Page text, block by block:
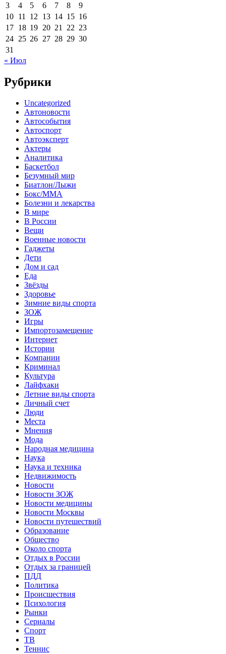
3
4 5 6 7 8
9
10 11 12 13 14 15 16
17 18 19 20 21 22 23
24 25 26 27 28 29 30
31
« Июл
Рубрики
Uncategorized
Автоновости
Автособытия
Автоспорт
Автоэксперт
Актеры
Аналитика
Баскетбол
Безумный мир
Биатлон/Лыжи
Бокс/MMA
Болезни и лекарства
В мире
В России
Вещи
Военные новости
Гаджеты
Дети
Дом и сад
Еда
Звёзды
Здоровье
Зимние виды спорта
ЗОЖ
Игры
Импортозамещение
Интернет
Истории
Компании
Криминал
Культура
Лайфхаки
Летние виды спорта
Личный счет
Люди
Места
Мнения
Мода
Народная медицина
Наука
Наука и техника
Недвижимость
Новости
Новости ЗОЖ
Новости медицины
Новости Москвы
Новости путешествий
Образование
Общество
Около спорта
Отдых в России
Отдых за границей
ПДД
Политика
Происшествия
Психология
Рынки
Сериалы
Спорт
ТВ
Теннис